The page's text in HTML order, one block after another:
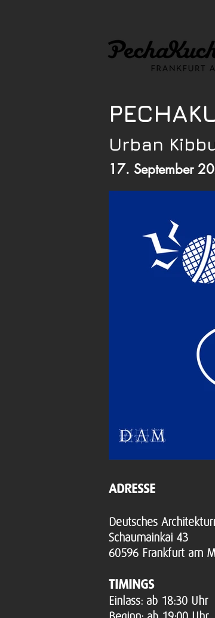
ADRESSE
Deutsches
Schaumainkai 43
60596 Frankfurt am
TIMINGS
​Einlass: ab 18:30 Uhr
Urban
17. September